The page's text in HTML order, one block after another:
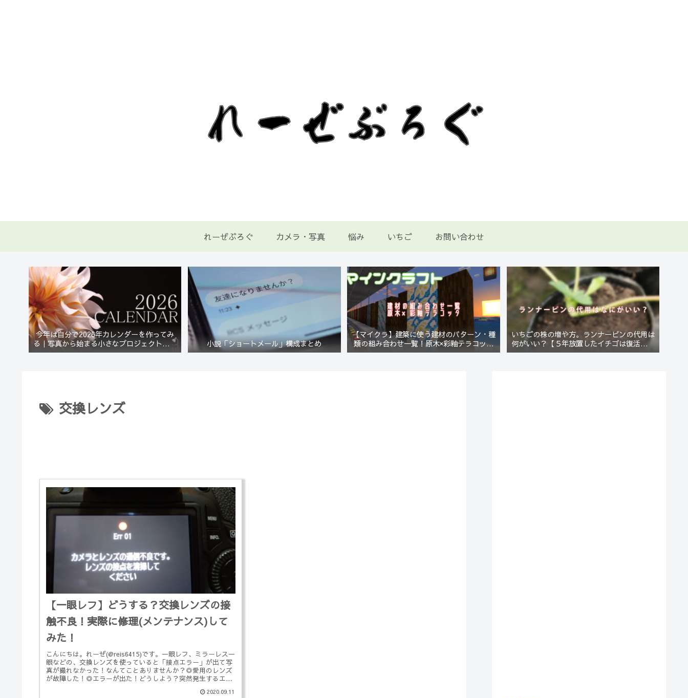
れーぜぶろぐ カメラ・写真 悩み いちご お問い合わせ
今年は自分で2026年カレンダーを作ってみ
る｜写真から始まる小さなプロジェクト【一
灯花】
小説「ショートメール」構成まとめ
【マイクラ】建築に使う建材のパターン・種
類の組み合わせ一覧！原木×彩釉テラコッタ
編【Minecraft】
いちごの株の増や方。ランナーピンの代用は
何がいい？【５年放置したイチゴは復活する
のか？(10)】
交換レンズ
【一眼レフ】どうする？交換レンズの接
触不良！実際に修理(メンテナンス)して
みた！
こんにちは。れーぜ(@reis6415)です。一眼レフ、ミラーレス一
眼などの、交換レンズを使っていると「接点エラー」が出て写
真が撮れなかった！なんてことありませんか？◎愛用のレンズ
が故障した！◎エラーが出た！どうしよう？突然発生するエラ
2020.09.11